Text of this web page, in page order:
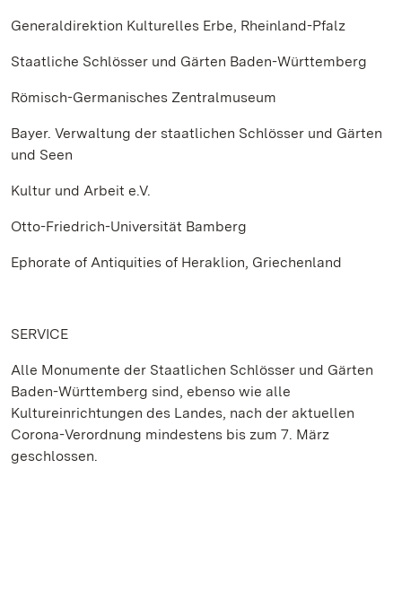
Generaldirektion Kulturelles Erbe, Rheinland-Pfalz
Staatliche Schlösser und Gärten Baden-Württemberg
Römisch-Germanisches Zentralmuseum
Bayer. Verwaltung der staatlichen Schlösser und Gärten
und Seen
Kultur und Arbeit e.V.
Otto-Friedrich-Universität Bamberg
Ephorate of Antiquities of Heraklion, Griechenland
SERVICE
Alle Monumente der Staatlichen Schlösser und Gärten
Baden-Württemberg sind, ebenso wie alle
Kultureinrichtungen des Landes, nach der aktuellen
Corona-Verordnung mindestens bis zum 7. März
geschlossen.